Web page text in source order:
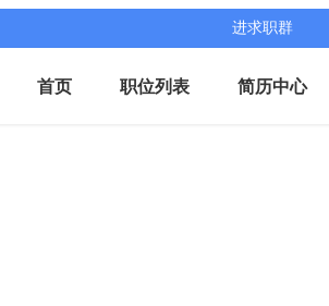
进求职群
首页 职位列表 简历中心